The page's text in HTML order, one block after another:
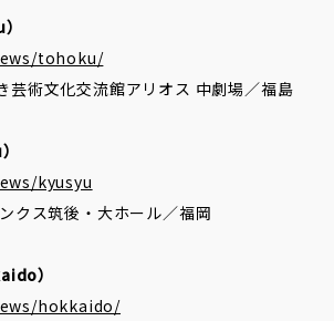
tohoku/
芸術文化交流館アリオス 中劇場／福島
kyusyu
クス筑後・大ホール／福岡
）
hokkaido/